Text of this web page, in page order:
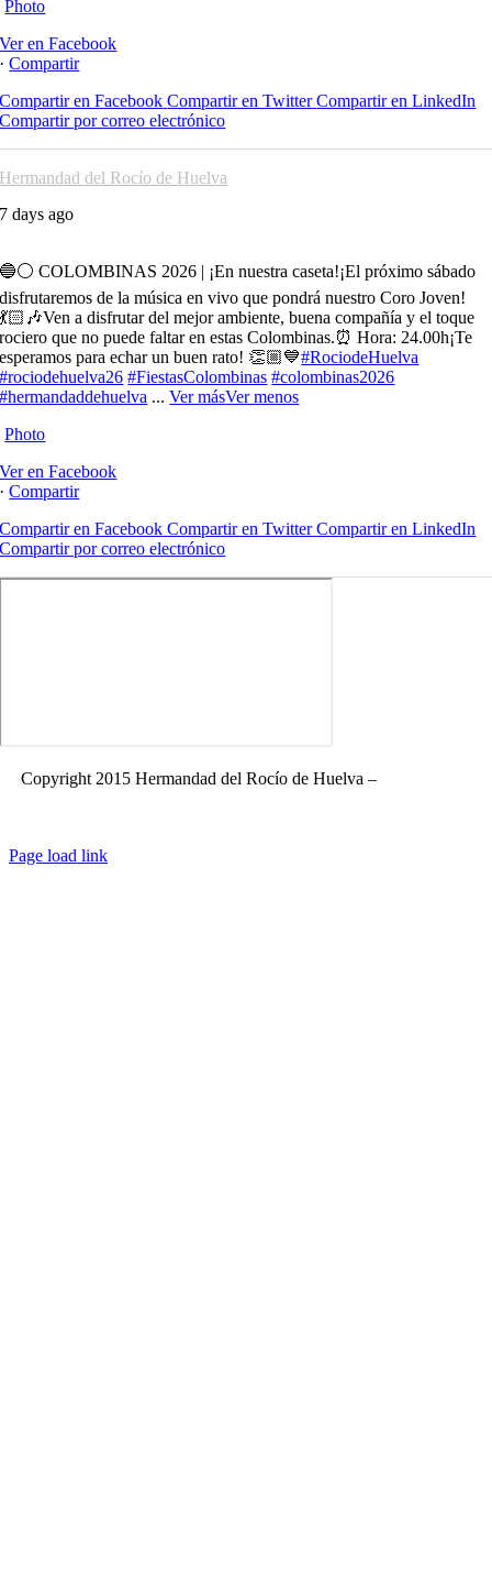
Photo
Ver en Facebook
· Compartir
Compartir en Facebook Compartir en Twitter Compartir en LinkedIn
Compartir por correo electrónico
Hermandad del Rocío de Huelva
7 days ago
🔵⚪️ COLOMBINAS 2026 | ¡En nuestra caseta!¡El próximo sábado
disfrutaremos de la música en vivo que pondrá nuestro Coro Joven!
💃🏻🎶Ven a disfrutar del mejor ambiente, buena compañía y el toque
rociero que no puede faltar en estas Colombinas.⏰ Hora: 24.00h¡Te
esperamos para echar un buen rato! 👏🏼💙#RociodeHuelva
#rociodehuelva26 #FiestasColombinas #colombinas2026
#hermandaddehuelva ...Ver másVer menos
Photo
Ver en Facebook
· Compartir
Compartir en Facebook Compartir en Twitter Compartir en LinkedIn
Compartir por correo electrónico
Copyright 2015 Hermandad del Rocío de Huelva –
Page load link